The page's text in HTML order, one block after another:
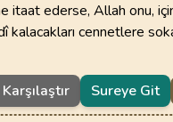
itaat ederse, Allah onu,
kalacakları cennetlere
Sureye Git